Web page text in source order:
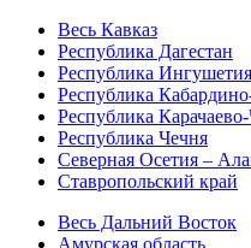
Весь Кавказ
Республика Дагестан
Республика Ингушетия
Республика
Республика
Республика Чечня
Северная Осетия –
Ставропольский край
Весь Дальний Восток
Амурская область